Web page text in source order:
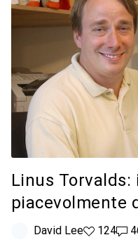
Linus
piacevolmente
David Lee124 like
12446